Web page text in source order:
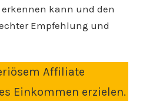
kann und den
Empfehlung und
Affiliate
Einkommen erzielen.